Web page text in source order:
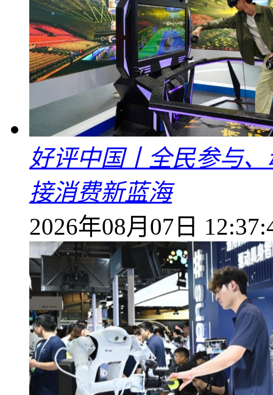
好评中国丨全民参与
接消费新蓝海
2026年08月07日